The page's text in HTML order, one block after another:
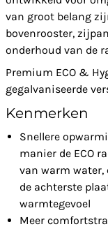
van groot belang
bovenrooster,
onderhoud van de
Premium ECO &
gegalvaniseerde
Kenmerken
Snellere
manier de ECO
van warm water,
de achterste
warmtegevoel
Meer